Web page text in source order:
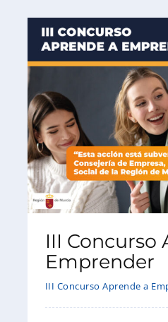
III Concurso
Emprender
III Concurso Aprende a